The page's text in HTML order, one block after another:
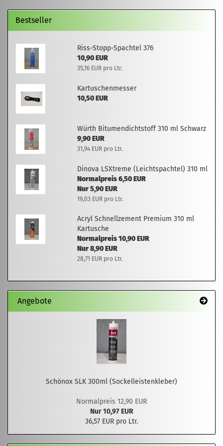
Bestseller
Riss-Stopp-Spachtel 376
10,90 EUR
35,16 EUR pro Ltr.
Kartuschenmesser
10,50 EUR
Würth Bitumendichtstoff 310 ml Schwarz
9,90 EUR
31,94 EUR pro Ltr.
Dinova LSXtreme (Leichtspachtel) 310 ml
Normalpreis 6,50 EUR
Nur 5,90 EUR
19,03 EUR pro Ltr.
Acryl Schnellzement Premium 310 ml
Kartusche
Normalpreis 10,90 EUR
Nur 8,90 EUR
28,71 EUR pro Ltr.
Angebote
Schönox SLK 300ml (Sockelleistenkleber)
Normalpreis 12,90 EUR
Nur 10,97 EUR
36,57 EUR pro Ltr.